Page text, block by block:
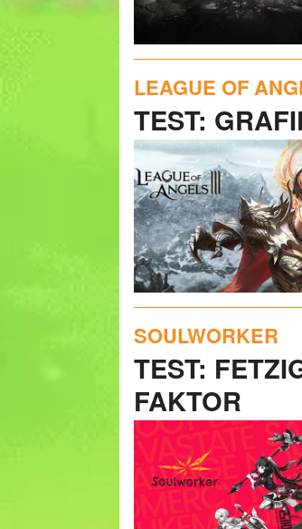
LEAGUE OF
TEST:
SOULWORKER
TEST:
FAKTOR